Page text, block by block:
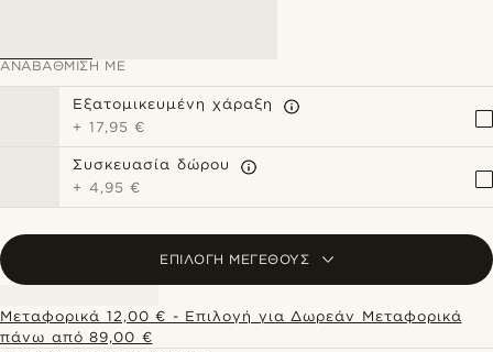
ΑΝΑΒΆΘΜΙΣΗ ΜΕ
Εξατομικευμένη χάραξη
+ 17,95 €
Συσκευασία δώρου
+ 4,95 €
ΕΠΙΛΟΓΉ ΜΕΓΈΘΟΥΣ
Μεταφορικά 12,00 € - Επιλογή για Δωρεάν Μεταφορικά
πάνω από 89,00 €